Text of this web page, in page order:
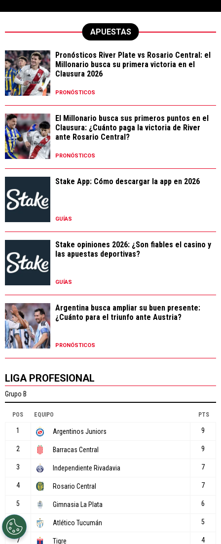
APUESTAS
Pronósticos River Plate vs Rosario Central: el
Millonario busca su primera victoria en el
Clausura 2026
PRONÓSTICOS
El Millonario busca sus primeros puntos en el
Clausura: ¿Cuánto paga la victoria de River
ante Rosario Central?
PRONÓSTICOS
Stake App: Cómo descargar la app en 2026
GUÍAS
Stake opiniones 2026: ¿Son fiables el casino y
las apuestas deportivas?
GUÍAS
Argentina busca ampliar su buen presente:
¿Cuánto para el triunfo ante Austria?
PRONÓSTICOS
LIGA PROFESIONAL